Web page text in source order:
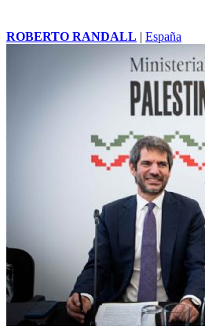
ROBERTO RANDALL | España